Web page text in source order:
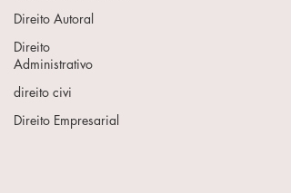
Direito Autoral
Direito
Administrativo
direito civi
Direito Empresarial